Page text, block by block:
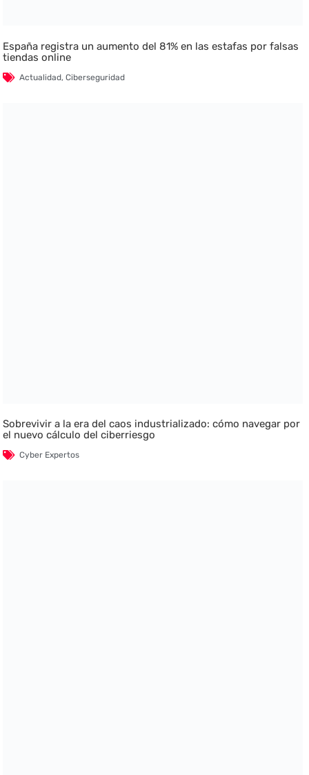
España registra un aumento del 81% en las estafas por falsas
tiendas online
Actualidad,Ciberseguridad
Sobrevivir a la era del caos industrializado: cómo navegar por
el nuevo cálculo del ciberriesgo
Cyber Expertos